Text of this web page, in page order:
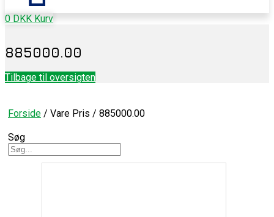
0 DKK Kurv
885000.00
Tilbage til oversigten
Forside / Vare Pris / 885000.00
Søg